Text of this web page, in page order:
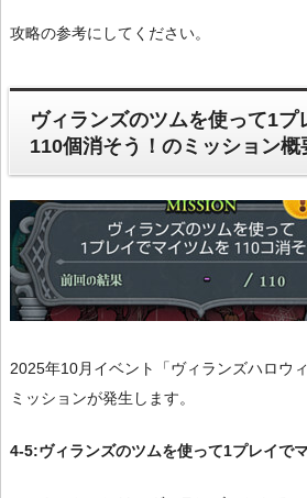
攻略の参考にしてください。
ヴィランズのツムを使って1プ
110個消そう！のミッション概
2025年10月イベント「ヴィランズハロウ
ミッションが発生します。
4-5:ヴィランズのツムを使って1プレイで